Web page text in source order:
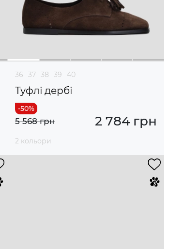
36 37 38 39 40
Туфлі дербі
2 784 грн
5 568 грн
2 кольори